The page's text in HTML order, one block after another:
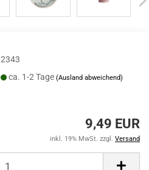
2343
ca. 1-2 Tage(Ausland abweichend)
9,49 EUR
inkl. 19% MwSt. zzgl. Versand